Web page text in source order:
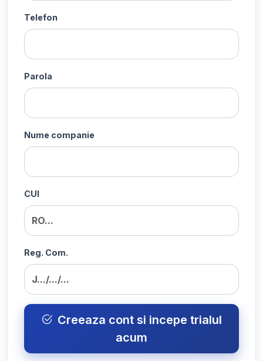
Telefon
Parola
Nume companie
CUI
Reg. Com.
Creeaza cont si incepe trialul
acum